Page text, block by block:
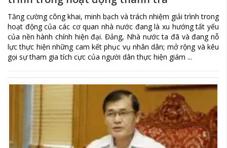
Tăng cường công khai, minh bạch và trách nhiệm giải trình trong
hoạt động của các cơ quan nhà nước đang là xu hướng tất yếu
của nền hành chính hiện đại. Đảng, Nhà nước ta đã và đang nỗ
lực thực hiện những cam kết phục vụ nhân dân; mở rộng và kêu
gọi sự tham gia tích cực của người dân thực hiện giám ...